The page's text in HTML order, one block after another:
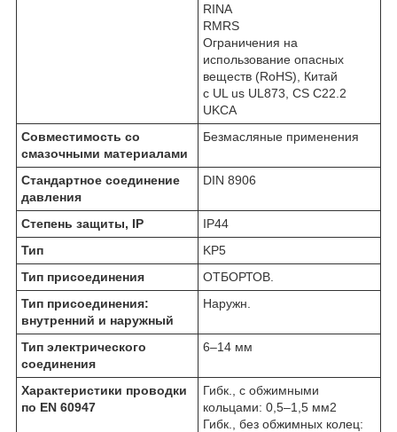
RINA
RMRS
Ограничения на
использование опасных
веществ (RoHS), Китай
c UL us UL873, CS C22.2
UKCA
Совместимость со
смазочными материалами
Безмасляные применения
Стандартное соединение
давления
DIN 8906
Степень защиты, IP
IP44
Тип
KP5
Тип присоединения
ОТБОРТОВ.
Тип присоединения:
внутренний и наружный
Наружн.
Тип электрического
соединения
6–14 мм
Характеристики проводки
по EN 60947
Гибк., с обжимными
кольцами: 0,5–1,5 мм2
Гибк., без обжимных колец: